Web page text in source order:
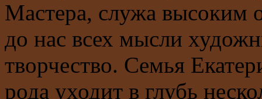
Мастера, служа высоким
до нас всех мысли
творчество. Семья
рода уходит в глубь